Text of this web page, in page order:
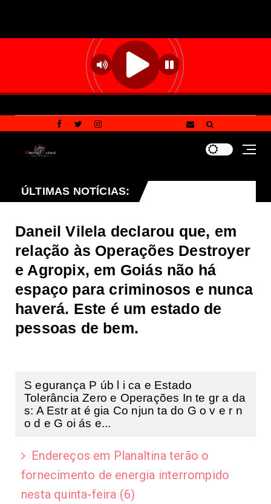
ÚLTIMAS NOTÍCIAS:
a combater vandalismo em paradas de ônibus: saiba
Daneil Vilela declarou que, em
relação às Operações Destroyer
e Agropix, em Goiás não há
espaço para criminosos e nunca
haverá. Este é um estado de
pessoas de bem.
S egurança P úb l i ca e Estado
Tolerância Zero e Operações In te gr a da
s: A Estr at é gia Co njun ta do G o v e r n
o d e G oi ás e...
Endereços em Planaltina terão o
fornecimento de energia interrompido
nesta quinta-feira (6)